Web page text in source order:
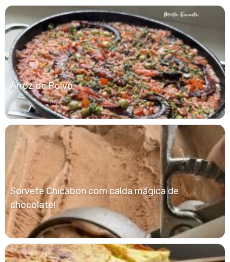
Arroz de Polvo
Sorvete Chicabon com calda mágica de
chocolate!